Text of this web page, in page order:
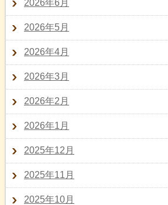
2026年6月
2026年5月
2026年4月
2026年3月
2026年2月
2026年1月
2025年12月
2025年11月
2025年10月